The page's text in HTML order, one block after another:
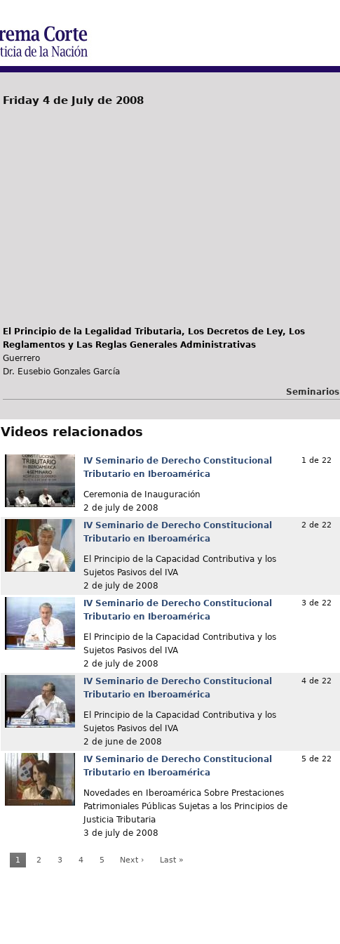
Friday 4 de July de 2008
El Principio de la Legalidad Tributaria, Los Decretos de Ley, Los
Reglamentos y Las Reglas Generales Administrativas
Guerrero
Dr. Eusebio Gonzales García
Seminarios
Videos relacionados
IV Seminario de Derecho Constitucional
Tributario en Iberoamérica
Ceremonia de Inauguración
2 de july de 2008
1 de 22
IV Seminario de Derecho Constitucional
Tributario en Iberoamérica
El Principio de la Capacidad Contributiva y los
Sujetos Pasivos del IVA
2 de july de 2008
2 de 22
IV Seminario de Derecho Constitucional
Tributario en Iberoamérica
El Principio de la Capacidad Contributiva y los
Sujetos Pasivos del IVA
2 de july de 2008
3 de 22
IV Seminario de Derecho Constitucional
Tributario en Iberoamérica
El Principio de la Capacidad Contributiva y los
Sujetos Pasivos del IVA
2 de june de 2008
4 de 22
IV Seminario de Derecho Constitucional
Tributario en Iberoamérica
Novedades en Iberoamérica Sobre Prestaciones
Patrimoniales Públicas Sujetas a los Principios de
Justicia Tributaria
3 de july de 2008
5 de 22
1 2 3 4 5 Next › Last »